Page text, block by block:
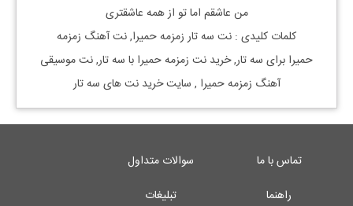
من عاشقم اما تو از همه عاشقتری
کلمات کلیدی : نت سه تارزمزمه حمیرا, نت آهنگ زمزمه
حمیرا برای سه تار, خرید نت زمزمه حمیرا با سه تار, نت موسیقی
آهنگ زمزمه حمیرا , سایت خرید نت های سه تار
تماس با ما
سوالات متداول
راهنما
تبلیغات